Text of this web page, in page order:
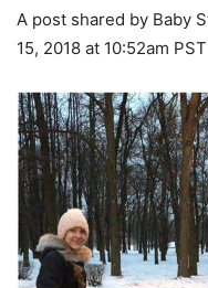
A post shared by Baby
15, 2018 at 10:52am PST